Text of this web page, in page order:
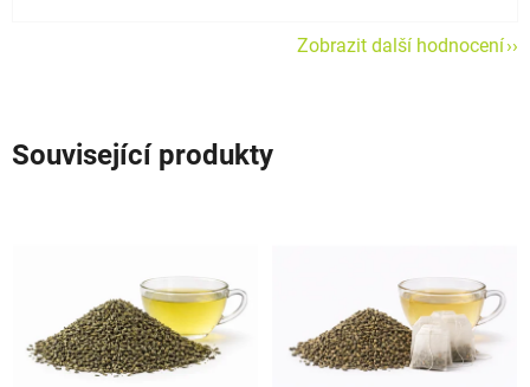
Zobrazit další hodnocení
Související produkty